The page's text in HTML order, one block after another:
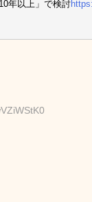
年以上」で検討